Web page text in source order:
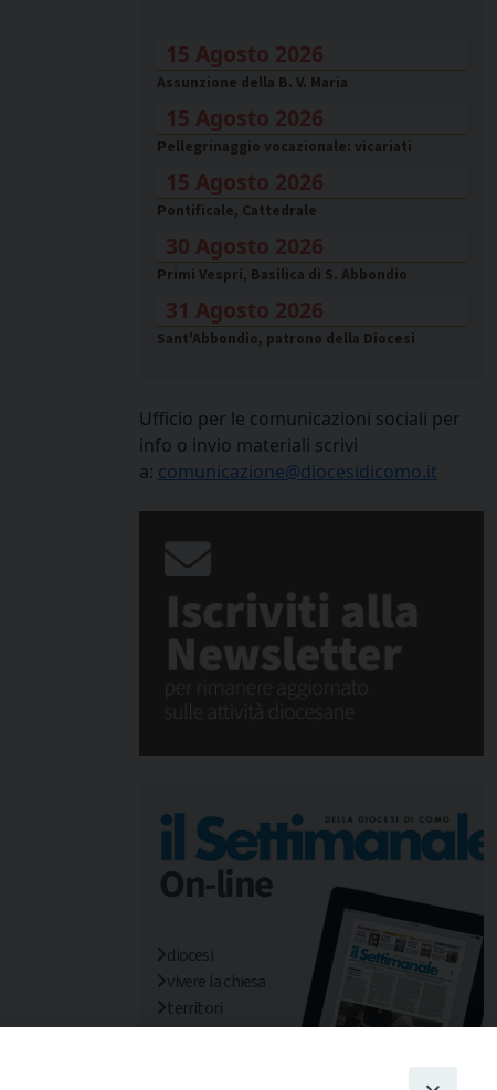
15 Agosto 2026
Assunzione della B. V. Maria
15 Agosto 2026
Pellegrinaggio vocazionale: vicariati
15 Agosto 2026
Pontificale, Cattedrale
30 Agosto 2026
Primi Vespri, Basilica di S. Abbondio
31 Agosto 2026
Sant'Abbondio, patrono della Diocesi
Ufficio per le comunicazioni sociali per
info o invio materiali scrivi
a: comunicazione@diocesidicomo.it
diocesi
vivere la chiesa
territori
mondo/missioni